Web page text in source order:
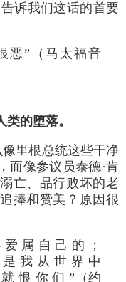
诉我们这话的首要
恶”（马太福音
的堕落。
里根总统这些干净
而像参议员泰德·肯
亡、品行败坏的老
捧和赞美？原因很
属 自 己 的 ；
我 从 世 界 中
恨 你 们 ”（约